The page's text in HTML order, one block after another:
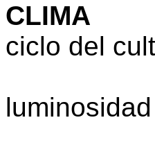
CLIMA
ciclo del
Luz:
luminosidad